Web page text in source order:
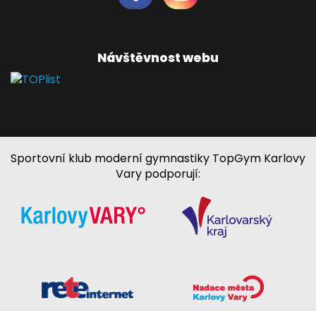
Návštěvnost webu
Sportovní klub moderní gymnastiky TopGym Karlovy
Vary podporují: